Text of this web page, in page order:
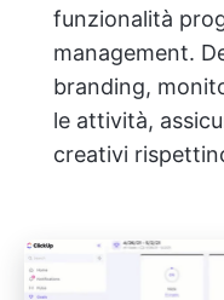
funzionalità
management.
branding,
le attività,
creativi